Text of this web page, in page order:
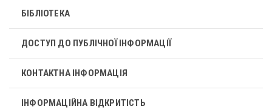
БІБЛІОТЕКА
ДОСТУП ДО ПУБЛІЧНОЇ ІНФОРМАЦІЇ
КОНТАКТНА ІНФОРМАЦІЯ
ІНФОРМАЦІЙНА ВІДКРИТІСТЬ